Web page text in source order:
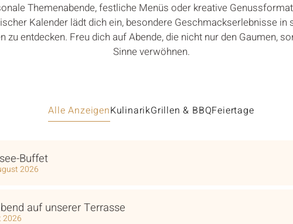
Themenabende, festliche Menüs oder kreative
Kalender lädt dich ein, besondere Geschmackserlebnisse in
zu entdecken. Freu dich auf Abende, die nicht nur den Gaumen,
Sinne verwöhnen.
Alle AnzeigenKulinarikGrillen & BBQFeiertage
Buffet
2026
auf unserer Terrasse
2026